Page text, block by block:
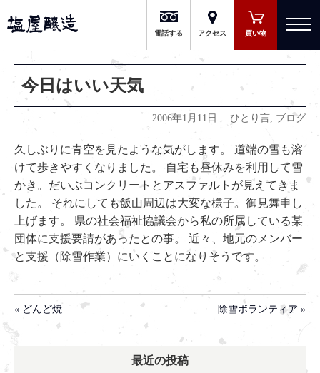
有限会社 塩屋醸造
電話する アクセス 買い物
今日はいい天気
2006年1月11日 ひとり言, ブログ
久しぶりに青空を見たような気がします。 道端の雪も溶
けて歩きやすくなりました。 自宅も昼休みを利用して雪
かき。だいぶコンクリートとアスファルトが見えてきま
した。 それにしても飯山周辺は大変な様子。御見舞申し
上げます。 県の社会福祉協議会から私の所属している某
団体に支援要請があったとの事。 近々、地元のメンバー
と支援（除雪作業）にいくことになりそうです。
« どんど焼 除雪ボランティア »
最近の投稿